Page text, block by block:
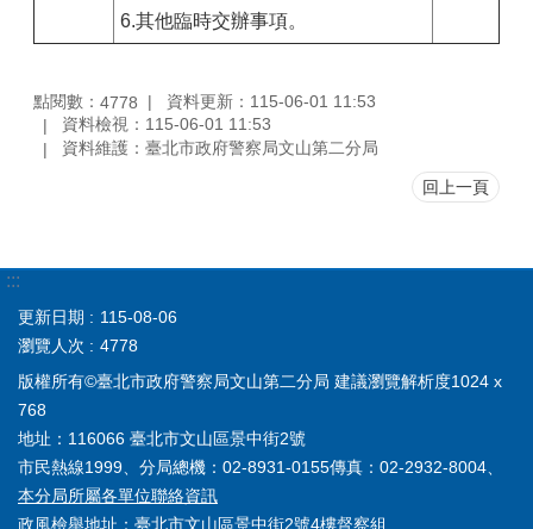
6.其他臨時交辦事項。
點閱數： 4778
資料更新：115-06-01 11:53
資料檢視：115-06-01 11:53
資料維護：臺北市政府警察局文山第二分局
回上一頁
:::
更新日期
115-08-06
瀏覽人次
4778
版權所有©臺北市政府警察局文山第二分局 建議瀏覽解析度1024 x
768
地址：116066 臺北市文山區景中街2號
市民熱線1999、分局總機：02-8931-0155傳真：02-2932-8004、
本分局所屬各單位聯絡資訊
政風檢舉地址：臺北市文山區景中街2號4樓督察組